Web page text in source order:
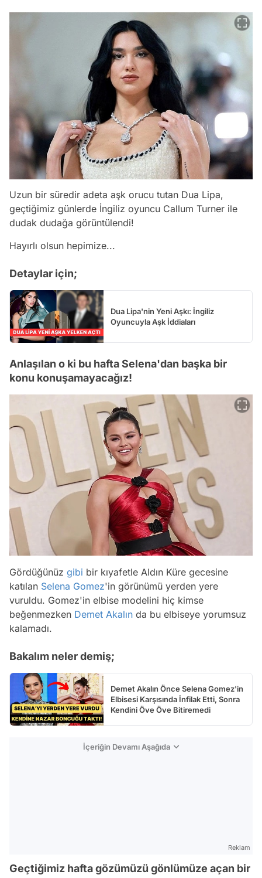
Uzun bir süredir adeta aşk orucu tutan Dua Lipa,
geçtiğimiz günlerde İngiliz oyuncu Callum Turner ile
dudak dudağa görüntülendi!
Hayırlı olsun hepimize...
Detaylar için;
Dua Lipa'nin Yeni Aşkı: İngiliz
Oyuncuyla Aşk İddiaları
Anlaşılan o ki bu hafta Selena'dan başka bir
konu konuşamayacağız!
Gördüğünüz gibi bir kıyafetle Aldın Küre gecesine
katılan Selena Gomez'in görünümü yerden yere
vuruldu. Gomez'in elbise modelini hiç kimse
beğenmezken Demet Akalın da bu elbiseye yorumsuz
kalamadı.
Bakalım neler demiş;
Demet Akalın Önce Selena Gomez'in
Elbisesi Karşısında İnfilak Etti, Sonra
Kendini Öve Öve Bitiremedi
İçeriğin Devamı Aşağıda
Reklam
Geçtiğimiz hafta gözümüzü gönlümüze açan bir